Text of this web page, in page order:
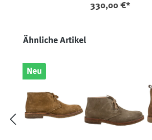
330,00 €*
Produktgalerie überspringen
Ähnliche Artikel
Neu